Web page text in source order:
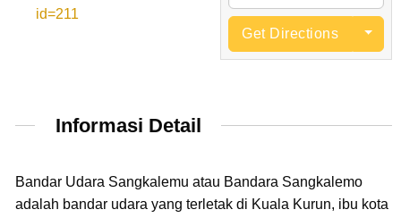
id=211
Get Directions
Informasi Detail
Bandar Udara Sangkalemu atau Bandara Sangkalemo
adalah bandar udara yang terletak di Kuala Kurun, ibu kota